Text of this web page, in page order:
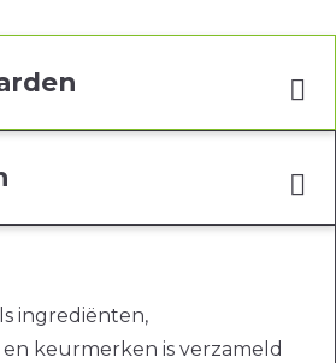
ingrediënten,
keurmerken is verzameld